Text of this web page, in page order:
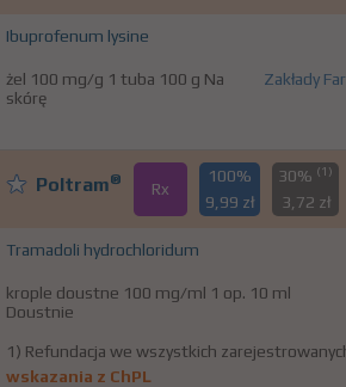
Ibuprofenum lysine
żel 100 mg/g 1 tuba 100 g Na
skórę
Zakłady
Poltram® Rx
100%
9,99 zł
30% (1)
3,72 zł
Tramadoli hydrochloridum
krople doustne 100 mg/ml 1 op. 10 ml
Doustnie
1) Refundacja we wszystkich
wskazania z ChPL